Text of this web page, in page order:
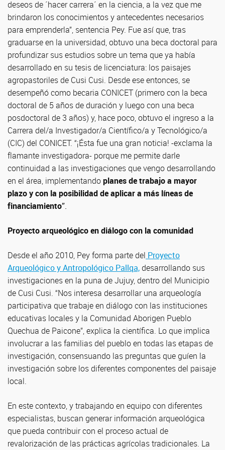
deseos de ´hacer carrera´ en la ciencia, a la vez que me
brindaron los conocimientos y antecedentes necesarios
para emprenderla”, sentencia Pey. Fue así que, tras
graduarse en la universidad, obtuvo una beca doctoral para
profundizar sus estudios sobre un tema que ya había
desarrollado en su tesis de licenciatura: los paisajes
agropastoriles de Cusi Cusi. Desde ese entonces, se
desempeñó como becaria CONICET (primero con la beca
doctoral de 5 años de duración y luego con una beca
posdoctoral de 3 años) y, hace poco, obtuvo el ingreso a la
Carrera del/a Investigador/a Científico/a y Tecnológico/a
(CIC) del CONICET. “¡Ésta fue una gran noticia! -exclama la
flamante investigadora- porque me permite darle
continuidad a las investigaciones que vengo desarrollando
en el área, implementandoplanes de trabajo a mayor
plazo y con la posibilidad de aplicar a más líneas de
financiamiento”.
Proyecto arqueológico en diálogo con la comunidad
Desde el año 2010, Pey forma parte del Proyecto
Arqueológico y Antropológico Pallqa,desarrollando sus
investigaciones en la puna de Jujuy, dentro del Municipio
de Cusi Cusi. “Nos interesa desarrollar una arqueología
participativa que trabaje en diálogo con las instituciones
educativas locales y la Comunidad Aborigen Pueblo
Quechua de Paicone”, explica la científica. Lo que implica
involucrar a las familias del pueblo en todas las etapas de
investigación, consensuando las preguntas que guíen la
investigación sobre los diferentes componentes del paisaje
local.
En este contexto, y trabajando en equipo con diferentes
especialistas, buscan generar información arqueológica
que pueda contribuir con el proceso actual de
revalorización de las prácticas agrícolas tradicionales. La